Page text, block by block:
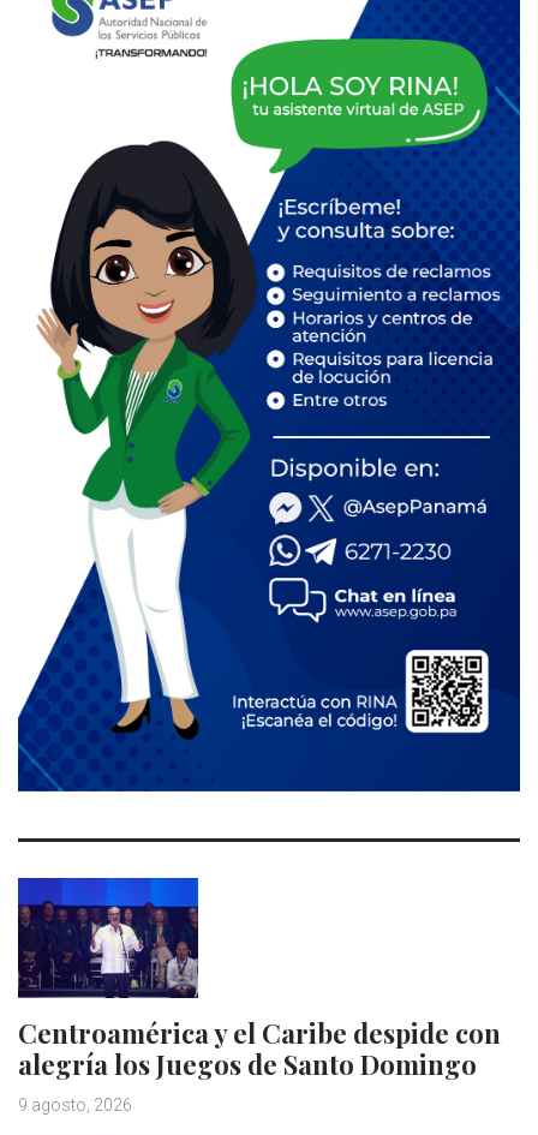
Centroamérica y el Caribe despide con
alegría los Juegos de Santo Domingo
9 agosto, 2026